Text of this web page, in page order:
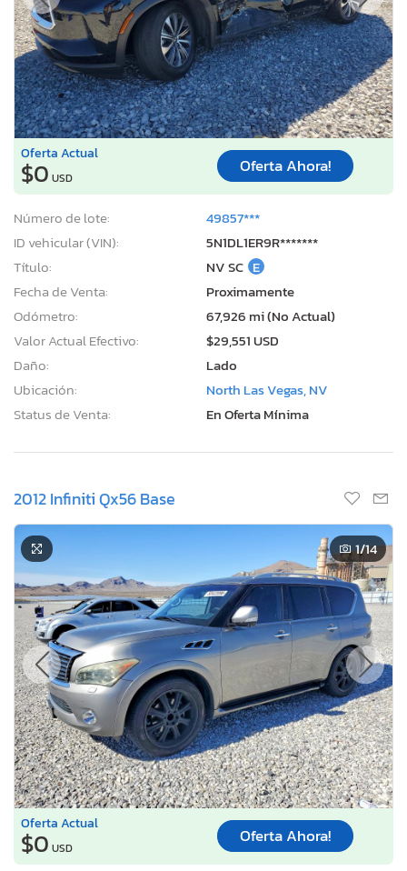
Oferta Actual
$0 USD
Oferta Ahora!
Número de lote:
49857***
ID vehicular (VIN):
5N1DL1ER9R*******
Título:
NV SC E
Fecha de Venta:
Proximamente
Odómetro:
67,926 mi (No Actual)
Valor Actual Efectivo:
$29,551 USD
Daño:
Lado
Ubicación:
North Las Vegas, NV
Status de Venta:
En Oferta Mínima
2012 Infiniti Qx56 Base
1/14
Oferta Actual
$0 USD
Oferta Ahora!